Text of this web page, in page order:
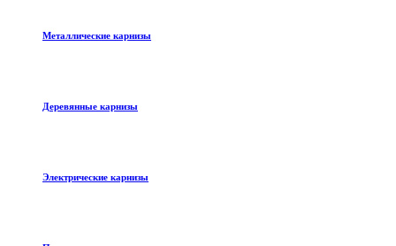
Металлические карнизы
Деревянные карнизы
Электрические карнизы